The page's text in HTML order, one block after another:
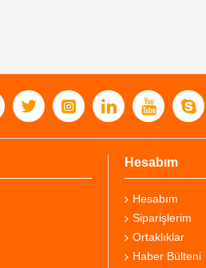
Hesabım
Hesabım
Siparişlerim
Ortaklıklar
Haber Bülteni